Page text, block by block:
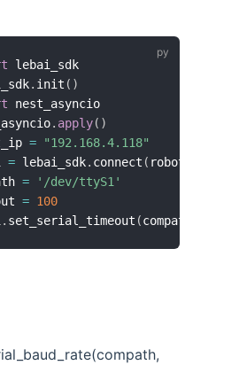
lebai_sdk
. init ( )
nest_asyncio
. apply( )
=
"192.168.4.118"
= lebai_sdk. connect ( robot_ip
=
'/dev/ttyS1'
= 100
. set_serial_timeout (compath